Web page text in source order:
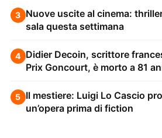
3 Nuove uscite al cinema:
sala questa settimana
4 Didier Decoin, scrittore
Prix Goncourt, è morto a 81
5 Il mestiere: Luigi Lo Cascio
un’opera prima di fiction